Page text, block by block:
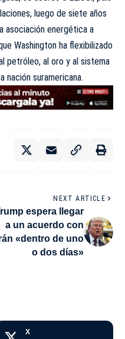
luego de siete años
asociación energética a
Washington ha flexibilizado
petróleo, al oro y al sistema
nación suramericana.
NEXT ARTICLE
espera llegar
a un acuerdo con
«dentro de uno
o dos días»
X